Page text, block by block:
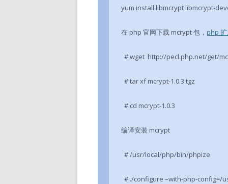
yum install libmcrypt libmcrypt-
在 php 官网下载 mcrypt 包， php
# wget http://pecl.php.net/get/
# tar xf mcrypt-1.0.3.tgz
# cd mcrypt-1.0.3
编译安装 mcrypt
# /usr/local/php/bin/phpize
# ./configure –with-php-config=/